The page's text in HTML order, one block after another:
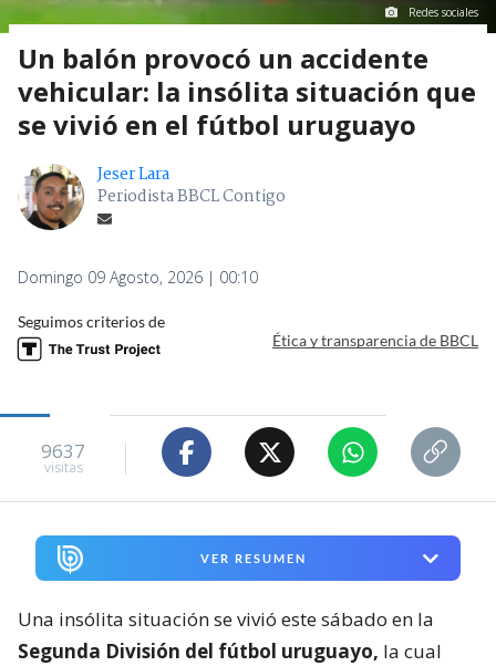
Redes sociales
Un balón provocó un accidente
vehicular: la insólita situación que
se vivió en el fútbol uruguayo
Jeser Lara
Periodista BBCL Contigo
Domingo 09 Agosto, 2026 | 00:10
Seguimos criterios de
Ética y transparencia de BBCL
9637
visitas
VER RESUMEN
Una insólita situación se vivió este sábado en la
Segunda División del fútbol uruguayo, la cual